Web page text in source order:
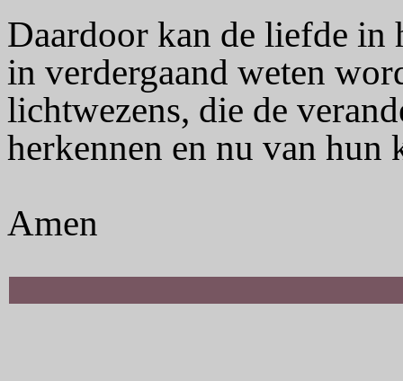
Daardoor kan de liefde in
in verdergaand weten
lichtwezens, die de
herkennen en nu van hun
Amen